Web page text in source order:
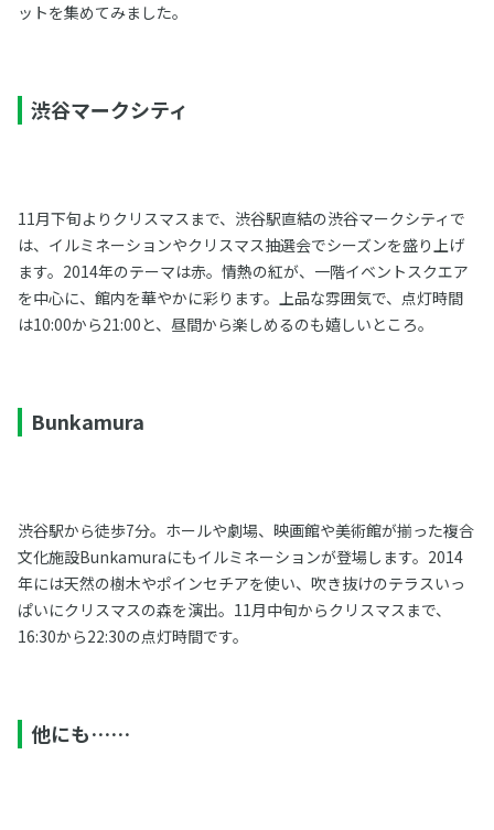
ットを集めてみました。
渋谷マークシティ
11月下旬よりクリスマスまで、渋谷駅直結の渋谷マークシティで
は、イルミネーションやクリスマス抽選会でシーズンを盛り上げ
ます。2014年のテーマは赤。情熱の紅が、一階イベントスクエア
を中心に、館内を華やかに彩ります。上品な雰囲気で、点灯時間
は10:00から21:00と、昼間から楽しめるのも嬉しいところ。
Bunkamura
渋谷駅から徒歩7分。ホールや劇場、映画館や美術館が揃った複合
文化施設Bunkamuraにもイルミネーションが登場します。2014
年には天然の樹木やポインセチアを使い、吹き抜けのテラスいっ
ぱいにクリスマスの森を演出。11月中旬からクリスマスまで、
16:30から22:30の点灯時間です。
他にも……